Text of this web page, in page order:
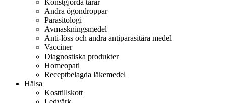
Konstgjorda tårar
Andra ögondroppar
Parasitologi
Avmaskningsmedel
Anti-löss och andra antiparasitära medel
Vacciner
Diagnostiska produkter
Homeopati
Receptbelagda läkemedel
Hälsa
Kosttillskott